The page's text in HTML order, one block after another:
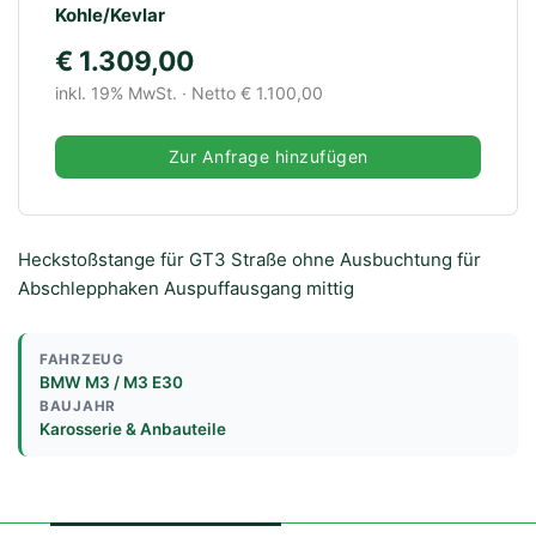
Kohle/Kevlar
€ 1.309,00
inkl. 19% MwSt. · Netto € 1.100,00
Zur Anfrage hinzufügen
Heckstoßstange für GT3 Straße ohne Ausbuchtung für
Abschlepphaken Auspuffausgang mittig
FAHRZEUG
BMW M3 / M3 E30
BAUJAHR
Karosserie & Anbauteile